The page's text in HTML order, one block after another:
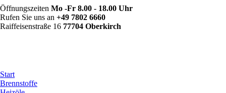
Öffnungszeiten Mo -Fr 8.00 - 18.00 Uhr
Rufen Sie uns an +49 7802 6660
Raiffeisenstraße 16 77704 Oberkirch
Start
Brennstoffe